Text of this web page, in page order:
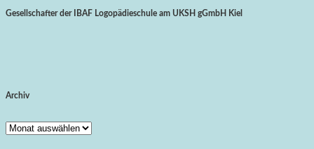
Gesellschafter der IBAF Logopädieschule am UKSH gGmbH Kiel
Archiv
Archiv